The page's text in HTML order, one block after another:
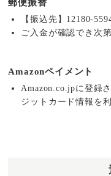
郵便振替
【振込先】12180-
ご入金が確認でき次
Amazonペイメント
Amazon.co.jpに登録
ジットカード情報を